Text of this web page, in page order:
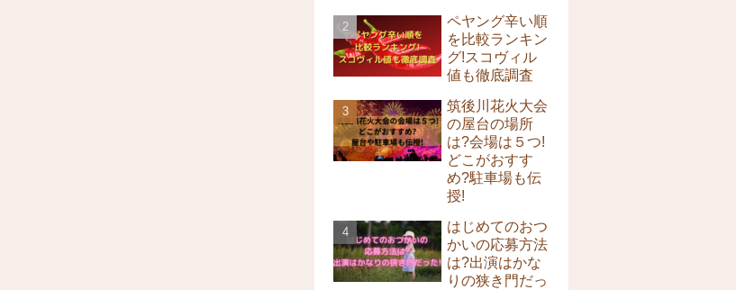
ペヤング辛い順
を比較ランキン
グ!スコヴィル
値も徹底調査
筑後川花火大会
の屋台の場所
は?会場は５つ!
どこがおすす
め?駐車場も伝
授!
はじめてのおつ
かいの応募方法
は?出演はかな
りの狭き門だっ